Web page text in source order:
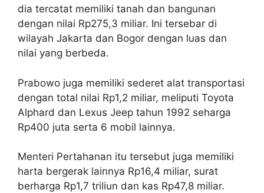
dia tercatat memiliki tanah dan bangunan
dengan nilai Rp275,3 miliar. Ini tersebar di
wilayah Jakarta dan Bogor dengan luas dan
nilai yang berbeda.
Prabowo juga memiliki sederet alat transportasi
dengan total nilai Rp1,2 miliar, meliputi Toyota
Alphard dan Lexus Jeep tahun 1992 seharga
Rp400 juta serta 6 mobil lainnya.
Menteri Pertahanan itu tersebut juga memiliki
harta bergerak lainnya Rp16,4 miliar, surat
berharga Rp1,7 triliun dan kas Rp47,8 miliar.